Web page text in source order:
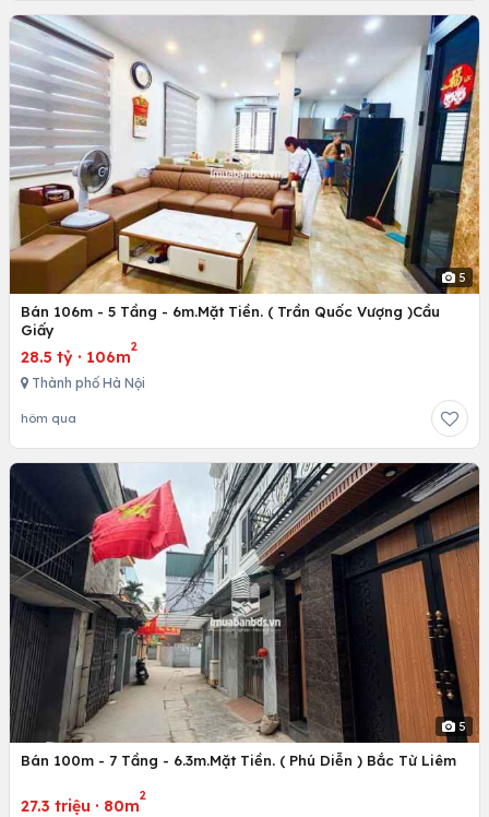
5
Bán 106m - 5 Tầng - 6m.Mặt Tiền. ( Trần Quốc Vượng )Cầu
Giấy
28.5 tỷ · 106m
2
Thành phố Hà Nội
hôm qua
5
Bán 100m - 7 Tầng - 6.3m.Mặt Tiền. ( Phú Diễn ) Bắc Từ Liêm
27.3 triệu · 80m
2